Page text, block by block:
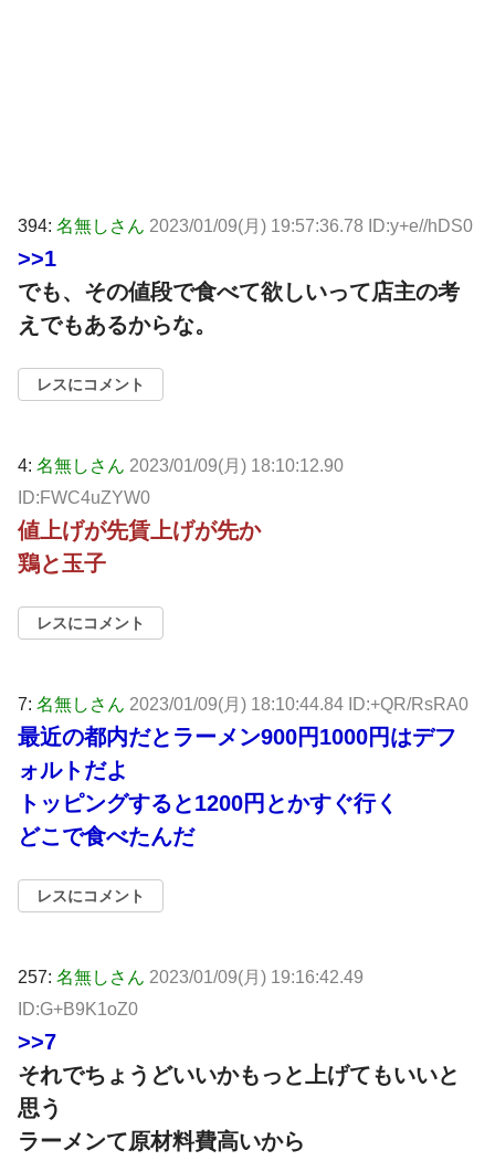
394: 名無しさん 2023/01/09(月) 19:57:36.78 ID:y+e//hDS0
>>1
でも、その値段で食べて欲しいって店主の考
えでもあるからな。
レスにコメント
4: 名無しさん 2023/01/09(月) 18:10:12.90
ID:FWC4uZYW0
値上げが先賃上げが先か
鶏と玉子
レスにコメント
7: 名無しさん 2023/01/09(月) 18:10:44.84 ID:+QR/RsRA0
最近の都内だとラーメン900円1000円はデフ
ォルトだよ
トッピングすると1200円とかすぐ行く
どこで食べたんだ
レスにコメント
257: 名無しさん 2023/01/09(月) 19:16:42.49
ID:G+B9K1oZ0
>>7
それでちょうどいいかもっと上げてもいいと
思う
ラーメンて原材料費高いから